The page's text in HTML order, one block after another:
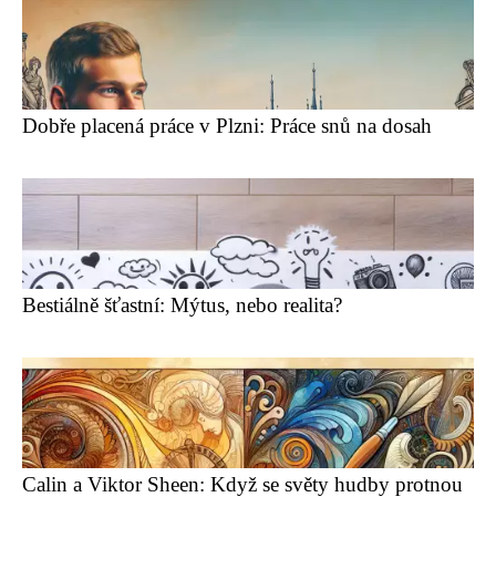
Dobře placená práce v Plzni: Práce snů na dosah
Bestiálně šťastní: Mýtus, nebo realita?
Calin a Viktor Sheen: Když se světy hudby protnou